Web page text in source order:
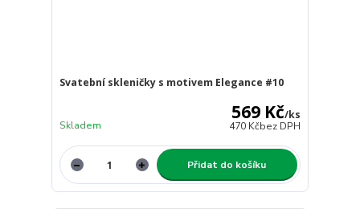
Svatební skleničky s motivem Elegance #10
569 Kč/ks
470 Kčbez DPH
Skladem
Přidat do košíku